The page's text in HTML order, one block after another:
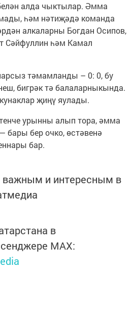
алда чыктылар. Әмма
һәм нәтиҗәдә команда
алкаларны Богдан Осипов,
Сәйфуллин һәм Камал
тәмамланды – 0: 0, бу
бигрәк тә балаларныкында.
җиңү яулады.
урынны алып тора, әмма
бары бер очко, өстәвенә
бар.
и интересным в
в
MАХ: